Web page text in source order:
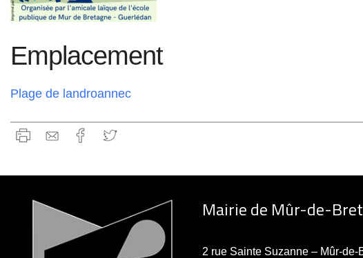
Emplacement
Plage de landroannec
Mairie de Mûr-de-
2 rue Sainte Suzanne – Mûr-